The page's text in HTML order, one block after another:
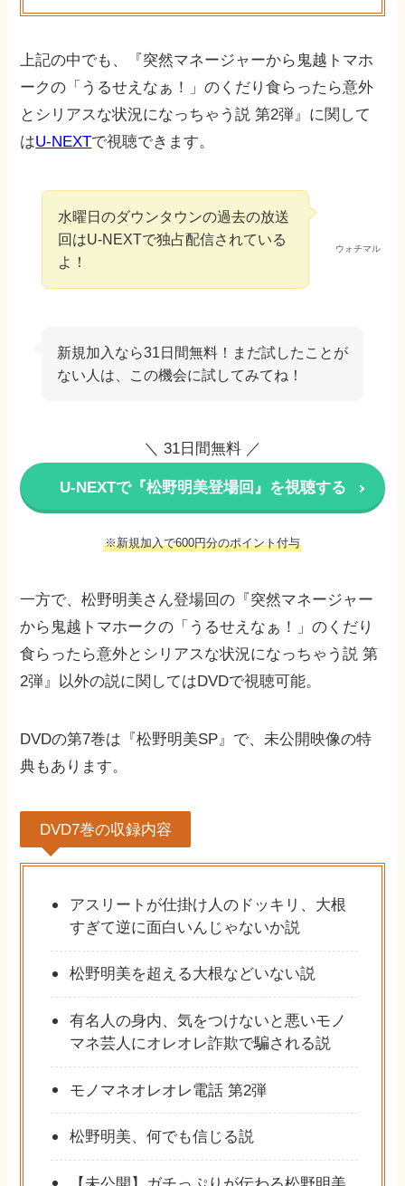
上記の中でも、『突然マネージャーから鬼越トマホ
ークの「うるせえなぁ！」のくだり食らったら意外
とシリアスな状況になっちゃう説 第2弾』に関して
はU-NEXTで視聴できます。
ウォチマル
水曜日のダウンタウンの過去の放送
回はU-NEXTで独占配信されている
よ！
新規加入なら31日間無料！まだ試したことが
ない人は、この機会に試してみてね！
＼ 31日間無料 ／
U-NEXTで『松野明美登場回』を視聴する
※新規加入で600円分のポイント付与
一方で、松野明美さん登場回の『突然マネージャー
から鬼越トマホークの「うるせえなぁ！」のくだり
食らったら意外とシリアスな状況になっちゃう説 第
2弾』以外の説に関してはDVDで視聴可能。
DVDの第7巻は『松野明美SP』で、未公開映像の特
典もあります。
DVD7巻の収録内容
アスリートが仕掛け人のドッキリ、大根
すぎて逆に面白いんじゃないか説
松野明美を超える大根などいない説
有名人の身内、気をつけないと悪いモノ
マネ芸人にオレオレ詐欺で騙される説
モノマネオレオレ電話 第2弾
松野明美、何でも信じる説